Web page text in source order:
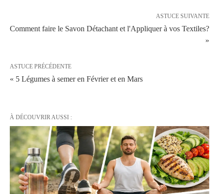
ASTUCE SUIVANTE
Comment faire le Savon Détachant et l'Appliquer à vos Textiles?
»
ASTUCE PRÉCÉDENTE
« 5 Légumes à semer en Février et en Mars
À DÉCOUVRIR AUSSI :